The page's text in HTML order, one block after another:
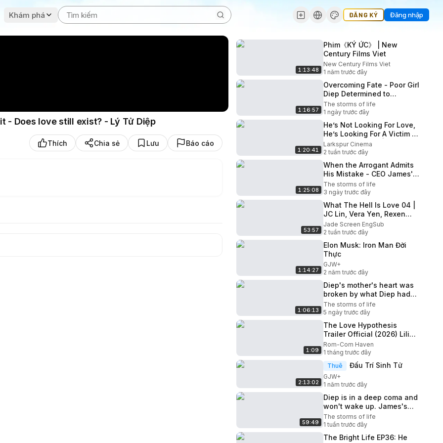
Khám phá ĐĂNG KÝ Đăng nhập
- Does love still exist? - Lý Tử Diệp
Thích Chia sẻ Lưu Báo cáo
1:13:48
Phim《KÝ ỨC》 | New
Century Films Viet
New Century Films Viet
1 năm trước đây
1:16:57
Overcoming Fate - Poor Girl
Diep Determined to
Become a physician and
Apology to CEO James
The storms of life
1 ngày trước đây
1:20:41
He’s Not Looking For Love,
He’s Looking For A Victim |
Fatal Obsession | Full
Thriller Movie
Larkspur Cinema
2 tuần trước đây
1:25:08
When the Arrogant Admits
His Mistake - CEO James's
Father's Sincere Apology to
Diệp - Lý Tử Diệp
The storms of life
3 ngày trước đây
53:57
What The Hell Is Love 04 |
JC Lin, Vera Yen, Rexen
Cheng | CROTON MEDIA
English Official
Jade Screen EngSub
2 tuần trước đây
1:14:27
Elon Musk: Iron Man Đời
Thực
GJW+
2 năm trước đây
1:06:13
Diep's mother's heart was
broken by what Diep had
endured, she questioned
James's father
The storms of life
5 ngày trước đây
1:09
The Love Hypothesis
Trailer Official (2026) Lili
Reinhart
Rom-Com Haven
1 tháng trước đây
2:13:02
Thuê Đấu Trí Sinh Tử
GJW+
1 năm trước đây
59:49
Diep is in a deep coma and
won't wake up. James's
father's belated apology -
James & Tu Diep
The storms of life
1 tuần trước đây
The Bright Life EP36: He